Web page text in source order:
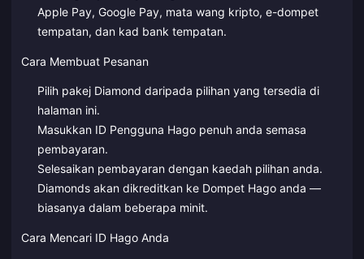
Apple Pay, Google Pay, mata wang kripto, e-dompet
tempatan, dan kad bank tempatan.
Cara Membuat Pesanan
Pilih pakej Diamond daripada pilihan yang tersedia di
halaman ini.
Masukkan ID Pengguna Hago penuh anda semasa
pembayaran.
Selesaikan pembayaran dengan kaedah pilihan anda.
Diamonds akan dikreditkan ke Dompet Hago anda —
biasanya dalam beberapa minit.
Cara Mencari ID Hago Anda